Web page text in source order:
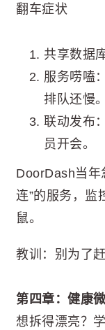
翻车症状
共享数据
服务唠嗑
排队还慢。
联动发布
员开会。
DoorDash当年
连”的服务，监
鼠。
教训：别为了
第四章：健康
想拆得漂亮？学